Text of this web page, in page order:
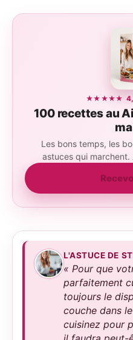
★★★★★ 4,8/
100 recettes au
Les bons temps, les
astuces qui marchent.
L'ASTUCE DE
« Pour que
parfaitement
toujours le
couche dans
cuisinez pour